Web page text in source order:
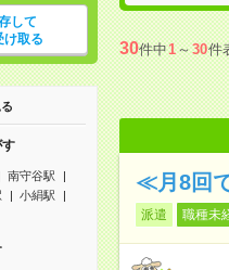
して
け取る
南守谷駅
小絹駅
30件中1～30件
≪月8回
派遣 職種未